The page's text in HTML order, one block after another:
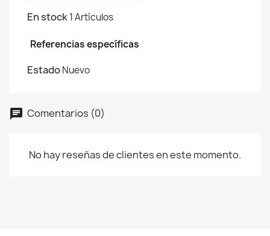
En stock1 Artículos
Referencias específicas
EstadoNuevo
Comentarios (0)
No hay reseñas de clientes en este momento.